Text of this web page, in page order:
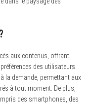
aux contenus, offrant
des utilisateurs.
la demande, permettant aux
à tout moment. De plus,
des smartphones, des